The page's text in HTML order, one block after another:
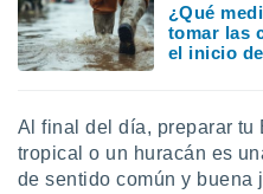
¿Qué
tomar las
el inicio
Al final del día, preparar tu
tropical o un huracán es
de sentido común y buena